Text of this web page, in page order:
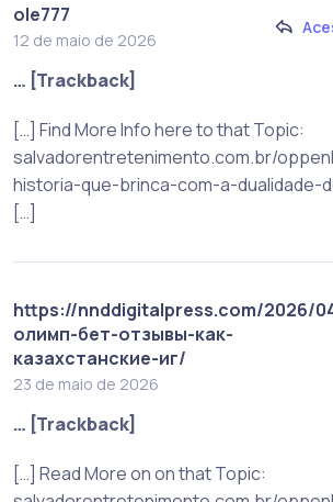
ole777
12 de maio de 2026
… [Trackback]
[…] Find More Info here to that Topic:
salvadorentretenimento.com.br/
historia-que-brinca-com-a-dualidade-
[…]
https://nnddigitalpress.com/2026/
олимп-бет-отзывы-как-
казахстанские-иг/
23 de maio de 2026
… [Trackback]
[…] Read More on on that Topic: